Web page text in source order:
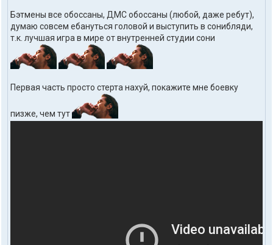
Бэтмены все обоссаны, ДМС обоссаны (любой, даже ребут),
думаю совсем ебануться головой и выступить в сонибляди,
т.к. лучшая игра в мире от внутренней студии сони
Первая часть просто стерта нахуй, покажите мне боевку
пизже, чем тут